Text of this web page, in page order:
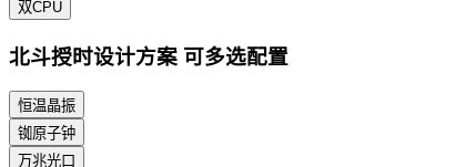
双CPU
北斗授时设计方案 可多选配置
恒温晶振
铷原子钟
万兆光口